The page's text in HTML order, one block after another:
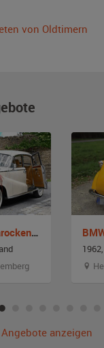
von Oldtimern
BMW 502 Barockengel
anzeigen